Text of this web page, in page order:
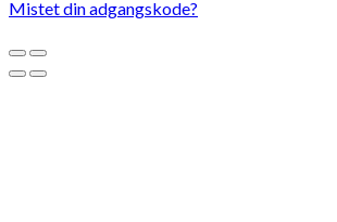
Mistet din adgangskode?